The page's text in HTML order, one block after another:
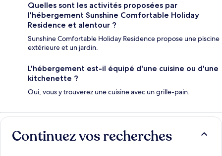
Quelles sont les activités proposées par
l'hébergement Sunshine Comfortable Holiday
Residence et alentour ?
Sunshine Comfortable Holiday Residence propose une piscine
extérieure et un jardin.
L'hébergement est-il équipé d'une cuisine ou d'une
kitchenette ?
Oui, vous y trouverez une cuisine avec un grille-pain.
Continuez vos recherches